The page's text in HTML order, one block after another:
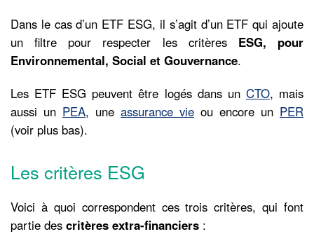
Dans le cas d’un ETF ESG, il s’agit d’un ETF qui ajoute
un filtre pour respecter les critères ESG, pour
Environnemental, Social et Gouvernance.
Les ETF ESG peuvent être logés dans un CTO, mais
aussi un PEA, une assurance vie ou encore un PER
(voir plus bas).
Les critères ESG
Voici à quoi correspondent ces trois critères, qui font
partie des critères extra-financiers :